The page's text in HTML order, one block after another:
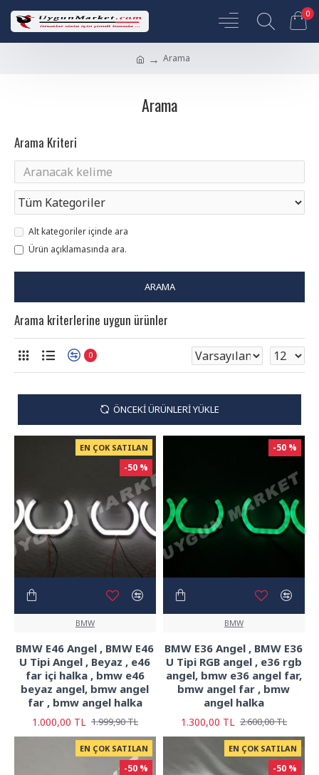
0
Arama
Arama
Arama Kriteri
Alt kategoriler içinde ara
Ürün açıklamasında ara.
ARAMA
Arama kriterlerine uygun ürünler
0
ÖNCEKI ÜRÜNLERI YÜKLE
EN ÇOK SATILAN
-50 %
BMW
BMW E46 Angel , BMW E46
U Tipi Angel , Beyaz , e46
far içi halka , bmw e46
beyaz angel, bmw angel
far , bmw angel halka
1.000,00 TL 1.999,90 TL
-50 %
BMW
BMW E36 Angel , BMW E36
U Tipi RGB angel , e36 rgb
angel, bmw e36 angel far,
bmw angel far , bmw
angel halka
1.300,00 TL 2.600,00 TL
EN ÇOK SATILAN
-50 %
EN ÇOK SATILAN
-50 %